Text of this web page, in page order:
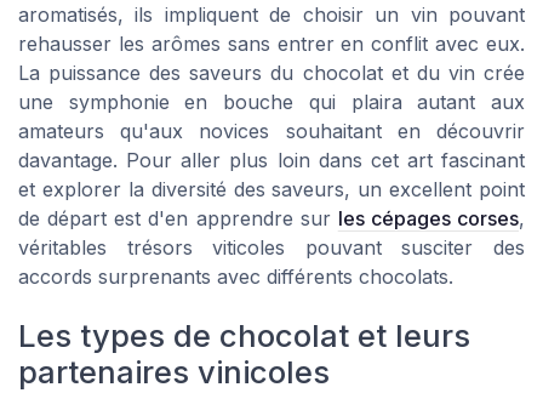
aromatisés, ils impliquent de choisir un vin pouvant
rehausser les arômes sans entrer en conflit avec eux.
La puissance des saveurs du chocolat et du vin crée
une symphonie en bouche qui plaira autant aux
amateurs qu'aux novices souhaitant en découvrir
davantage. Pour aller plus loin dans cet art fascinant
et explorer la diversité des saveurs, un excellent point
de départ est d'en apprendre sur les cépages corses,
véritables trésors viticoles pouvant susciter des
accords surprenants avec différents chocolats.
Les types de chocolat et leurs
partenaires vinicoles